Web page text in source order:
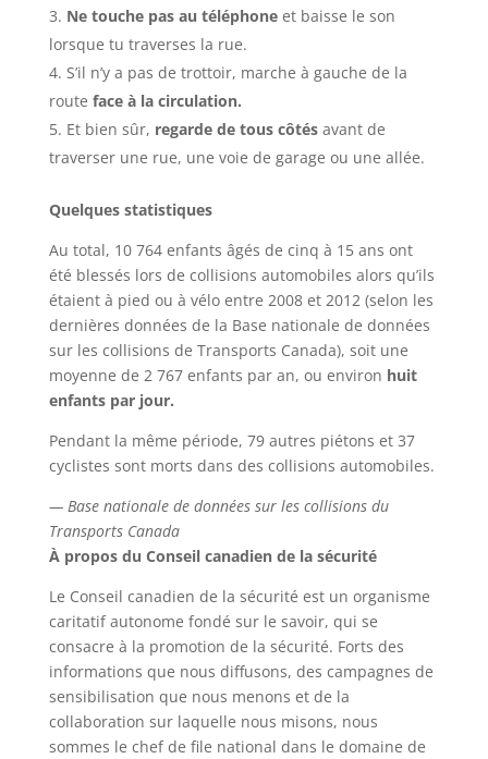
Ne touche pas au téléphoneet baisse le son
lorsque tu traverses la rue.
S’il n’y a pas de trottoir, marche à gauche de la
route face à la circulation.
Et bien sûr, regarde de tous côtésavant de
traverser une rue, une voie de garage ou une allée.
Quelques statistiques
Au total, 10 764 enfants âgés de cinq à 15 ans ont
été blessés lors de collisions automobiles alors qu’ils
étaient à pied ou à vélo entre 2008 et 2012 (selon les
dernières données de la Base nationale de données
sur les collisions de Transports Canada), soit une
moyenne de 2 767 enfants par an, ou environ huit
enfants par jour.
Pendant la même période, 79 autres piétons et 37
cyclistes sont morts dans des collisions automobiles.
— Base nationale de données sur les collisions du
Transports Canada
À propos du Conseil canadien de la sécurité
Le Conseil canadien de la sécurité est un organisme
caritatif autonome fondé sur le savoir, qui se
consacre à la promotion de la sécurité. Forts des
informations que nous diffusons, des campagnes de
sensibilisation que nous menons et de la
collaboration sur laquelle nous misons, nous
sommes le chef de file national dans le domaine de